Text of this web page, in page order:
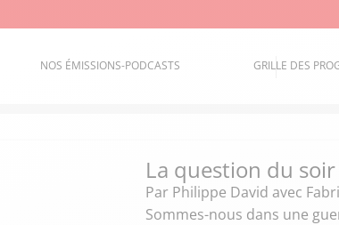
NOS ÉMISSIONS-PODCASTS GRILLE DES
La question du soir
Par Philippe David avec
Sommes-nous dans une